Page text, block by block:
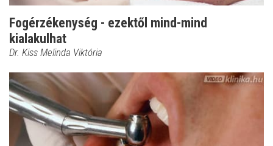
Fogérzékenység - ezektől mind-mind
kialakulhat
Dr. Kiss Melinda Viktória